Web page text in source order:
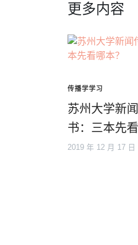
更多内容
传播学学习
苏州大学新
书：三本先看
2019 年 12 月 17 日